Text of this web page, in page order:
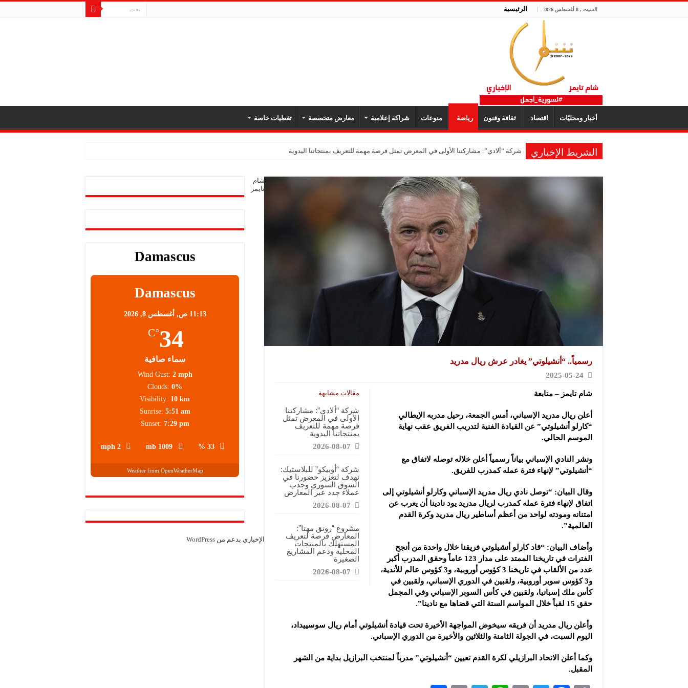
السبت , 8 أغسطس 2026 الرئيسية
أخبار ومحليّات اقتصاد ثقافة وفنون رياضة منوعات شراكة إعلامية معارض متخصصة تغطيات خاصة
الشريط الإخباري شركة “ألادي”: مشاركتنا الأولى في المعرض تمثل فرصة مهمة للتعريف بمنتجاتنا اليدوية
رسمياً.. “أنشيلوتي” يغادر عرش ريال مدريد
2025-05-24
مقالات مشابهة
شركة “ألادي”: مشاركتنا
الأولى في المعرض تمثل
فرصة مهمة للتعريف
بمنتجاتنا اليدوية
2026-08-07
شركة “أوبيكو” للبلاستيك:
نهدف لتعزيز حضورنا في
السوق السوري وجذب
عملاء جدد عبر المعارض
2026-08-07
مشروع “رونق مهنا”:
المعارض فرصة لتعريف
المستهلك بالمنتجات
المحلية ودعم المشاريع
الصغيرة
2026-08-07
شام تايمز – متابعة
أعلن ريال مدريد الإسباني، أمس الجمعة، رحيل مدربه الإيطالي
“كارلو أنشيلوتي” عن القيادة الفنية لتدريب الفريق عقب نهاية
الموسم الحالي.
ونشر النادي الإسباني بياناً رسمياً أعلن خلاله توصله لاتفاق مع
“أنشيلوتي” لإنهاء فترة عمله كمدرب للفريق.
وقال البيان: “توصل نادي ريال مدريد الإسباني وكارلو أنشيلوتي إلى
اتفاق لإنهاء فترة عمله كمدرب لريال مدريد يود نادينا أن يعرب عن
امتنانه ومودته لواحد من أعظم أساطير ريال مدريد وكرة القدم
العالمية”.
وأضاف البيان: “قاد كارلو أنشيلوتي فريقنا خلال واحدة من أنجح
الفترات في تاريخنا الممتد على مدار 123 عاماً وحقق المدرب أكبر
عدد من الألقاب في تاريخنا 3 كؤوس أوروبية، و3 كؤوس عالم للأندية،
و3 كؤوس سوبر أوروبية، ولقبين في الدوري الإسباني، ولقبين في
كأس ملك إسبانيا، ولقبين في كأس السوبر الإسباني وفي المجمل
حقق 15 لقباً خلال المواسم الستة التي قضاها مع نادينا”.
وأعلن ريال مدريد أن فريقه سيخوض المواجهة الأخيرة تحت قيادة أنشيلوتي أمام ريال سوسييداد،
اليوم السبت، في الجولة الثامنة والثلاثين والأخيرة من الدوري الإسباني.
وكما أعلن الاتحاد البرازيلي لكرة القدم تعيين “أنشيلوتي” مدرباً لمنتخب البرازيل بداية من الشهر
المقبل.
Damascus
Damascus
11:13 ص, أغسطس 8, 2026
34
°C
سماء صافية
33 %
1009 mb
2 mph
Wind Gust: 2 mph
Clouds: 0%
Visibility: 10 km
Sunrise: 5:51 am
Sunset: 7:29 pm
Weather from OpenWeatherMap
شام
تايمز
الإخباري بدعم من WordPress